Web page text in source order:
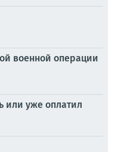
военной операции
или уже оплатил